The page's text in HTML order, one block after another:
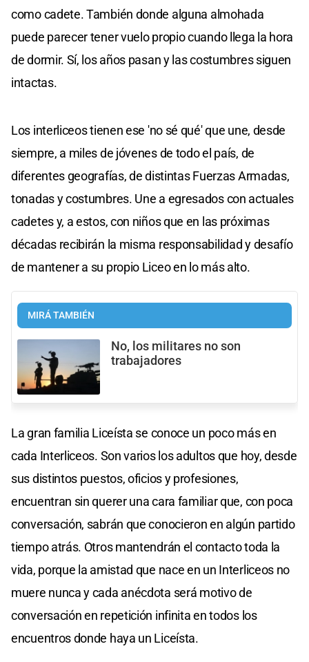
como cadete. También donde alguna almohada
puede parecer tener vuelo propio cuando llega la hora
de dormir. Sí, los años pasan y las costumbres siguen
intactas.
Los interliceos tienen ese 'no sé qué' que une, desde
siempre, a miles de jóvenes de todo el país, de
diferentes geografías, de distintas Fuerzas Armadas,
tonadas y costumbres. Une a egresados con actuales
cadetes y, a estos, con niños que en las próximas
décadas recibirán la misma responsabilidad y desafío
de mantener a su propio Liceo en lo más alto.
MIRÁ TAMBIÉN
No, los militares no son
trabajadores
La gran familia Liceísta se conoce un poco más en
cada Interliceos. Son varios los adultos que hoy, desde
sus distintos puestos, oficios y profesiones,
encuentran sin querer una cara familiar que, con poca
conversación, sabrán que conocieron en algún partido
tiempo atrás. Otros mantendrán el contacto toda la
vida, porque la amistad que nace en un Interliceos no
muere nunca y cada anécdota será motivo de
conversación en repetición infinita en todos los
encuentros donde haya un Liceísta.